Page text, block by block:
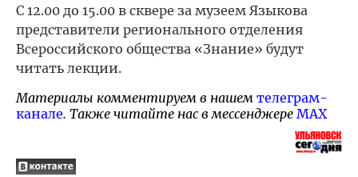
С 12.00 до 15.00 в сквере за музеем Языкова
представители регионального отделения
Всероссийского общества «Знание» будут
читать лекции.
Материалы комментируем в нашем телеграм-
канале. Также читайте нас в мессенджере MAX